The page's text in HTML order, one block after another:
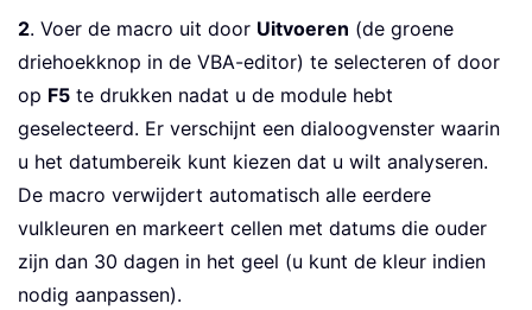
2. Voer de macro uit door Uitvoeren (de groene
driehoekknop in de VBA-editor) te selecteren of door
op F5 te drukken nadat u de module hebt
geselecteerd. Er verschijnt een dialoogvenster waarin
u het datumbereik kunt kiezen dat u wilt analyseren.
De macro verwijdert automatisch alle eerdere
vulkleuren en markeert cellen met datums die ouder
zijn dan 30 dagen in het geel (u kunt de kleur indien
nodig aanpassen).